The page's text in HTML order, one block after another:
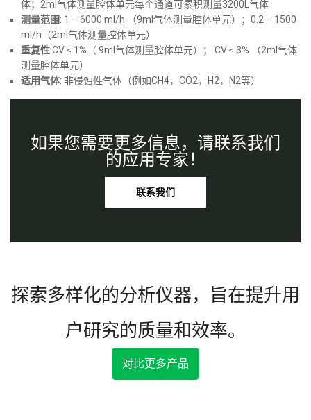
体；2ml气体测量腔体单元每个通道可累积测量3200L气体
测量范围: 1 – 6000 ml/h （9ml气体测量腔体单元）；0.2 – 1500
ml/h（2ml气体测量腔体单元）
重复性:CV ≤ 1%（ 9ml气体测量腔体单元）； CV ≤ 3% （2ml气体
测量腔体单元）
适用气体: 非侵蚀性气体（例如CH4，CO2，H2，N2等）
如果您需要更多信息，请联系我们
的应用专家！
联系我们
探索多样化的分析仪器，旨在提升用
户研究的质量和效率。
对比更多产品